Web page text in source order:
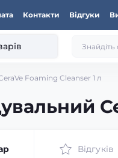
Контакти Відгуки
Foaming Cleanser 1 л
Відгуків